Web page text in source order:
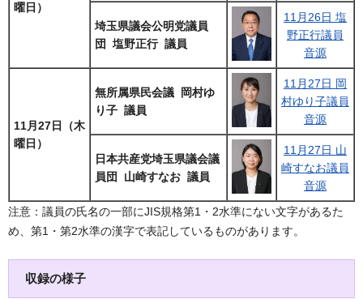
曜日）
埼玉県議会公明党議員
団 塩野正行 議員
11月26日 塩
野正行議員
音源
11月27日（木
曜日）
無所属県民会議 岡村ゆ
り子 議員
11月27日 岡
村ゆり子議員
音源
日本共産党埼玉県議会議
員団 山崎すなお 議員
11月27日 山
崎すなお議員
音源
注意：議員の氏名の一部にJIS規格第1・2水準にない文字があるた
め、第1・第2水準の漢字で表記しているものがあります。
収録の様子